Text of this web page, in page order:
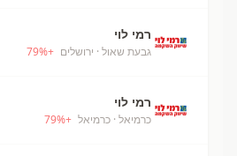
רמי לוי
גבעת שאול · ירושלים +
79%
רמי לוי
כרמיאל · כרמיאל +
79%